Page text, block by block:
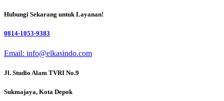
Hubungi Sekarang untuk Layanan!
0814-1053-9383
Email: info@elkasindo.com
Jl. Studio Alam TVRI No.9
Sukmajaya, Kota Depok